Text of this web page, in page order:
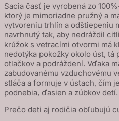
ks
-
veľkosť
2
-
Ivory
/
Blush
Sacia časť je vyrobená zo
ktorý je mimoriadne pružný a
vytvoreniu trhlín a odštiepeniu
navrhnutý tak, aby nedráždil
krúžok s vetracími otvormi má
nedotýka pokožky okolo úst, tá
otlačkov a podráždení. Vďaka
zabudovanému vzduchovému
stláča a formuje v ústach, čím
podnebia, ďasien a zúbkov detí.
Prečo deti aj rodičia obľubujú